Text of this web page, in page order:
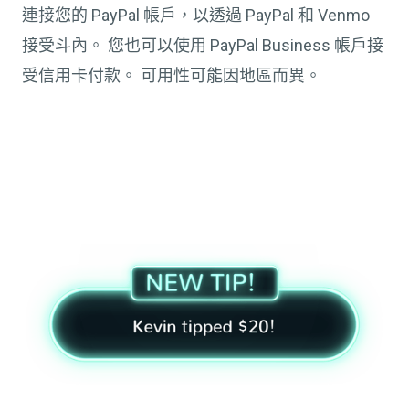
連接您的 PayPal 帳戶，以透過 PayPal 和 Venmo
接受斗內。 您也可以使用 PayPal Business 帳戶接
受信用卡付款。 可用性可能因地區而異。